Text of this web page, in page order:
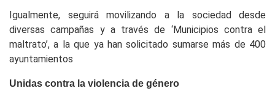
Igualmente, seguirá movilizando a la sociedad desde
diversas campañas y a través de ‘Municipios contra el
maltrato’, a la que ya han solicitado sumarse más de 400
ayuntamientos
Unidas contra la violencia de género